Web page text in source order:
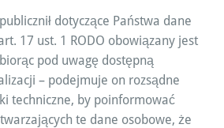
dotyczące Państwa dane
17 ust. 1 RODO obowiązany jest
pod uwagę dostępną
– podejmuje on rozsądne
techniczne, by poinformować
te dane osobowe, że